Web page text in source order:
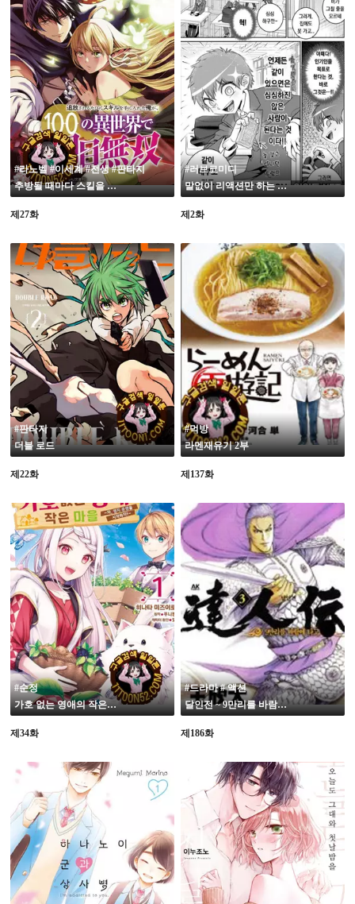
#라노벨 #이세계 #전생 #판타지
추방될 때마다 스킬을 손에 넣은 내가, 100의 이세계에서 2회차 무쌍
제27화
#러브코미디
말없이 리액션만 하는 쿠로이 양
제2화
#판타지
더블 로드
제22화
#먹방
라멘재유기 2부
제137화
#순정
가호 없는 영애의 작은 마을 ~자, 영지 운영을 시작하자!~
제34화
#드라마 # 액션
달인전 ~ 9만리를 바람에 타고 ~
제186화
19